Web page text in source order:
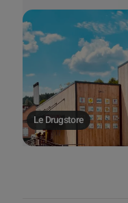
Le Drugstore